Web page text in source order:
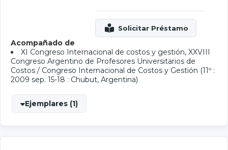
Acompañado de
XI Congreso Internacional de costos y gestión, XXVIII
Congreso Argentino de Profesores Universitarios de
Costos / Congreso Internacional de Costos y Gestión (11º :
2009 sep. 15-18 : Chubut, Argentina)
Ejemplares (1)